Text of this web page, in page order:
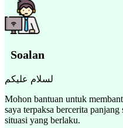
Soalan
Mohon bantuan untuk
saya terpaksa bercerita
situasi yang berlaku.